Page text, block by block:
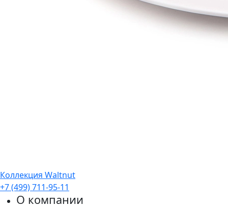
Коллекция Waltnut
+7 (499) 711-95-11
О компании